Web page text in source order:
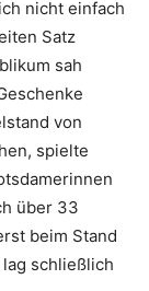
nicht einfach
Satz
sah
von
spielte
über 33
beim Stand
schließlich